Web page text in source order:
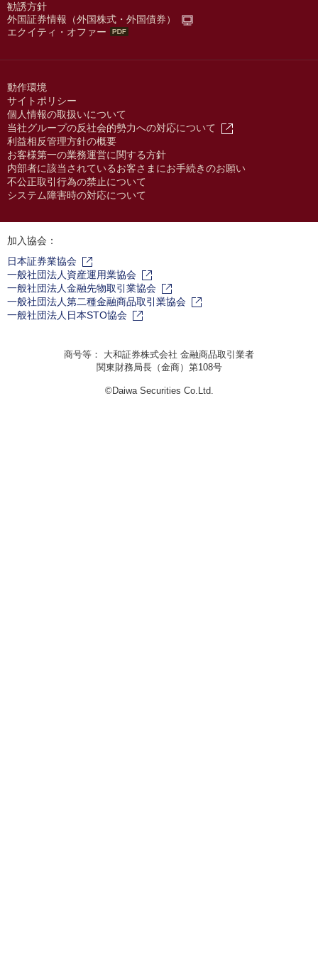
勧誘方針
外国証券情報（外国株式・外国債券）
エクイティ・オファー
動作環境
サイトポリシー
個人情報の取扱いについて
当社グループの反社会的勢力への対応について
利益相反管理方針の概要
お客様第一の業務運営に関する方針
内部者に該当されているお客さまにお手続きのお願い
不公正取引行為の禁止について
システム障害時の対応について
加入協会：
日本証券業協会
一般社団法人資産運用業協会
一般社団法人金融先物取引業協会
一般社団法人第二種金融商品取引業協会
一般社団法人日本STO協会
商号等： 大和証券株式会社 金融商品取引業者
関東財務局長（金商）第108号
©Daiwa Securities Co.Ltd.